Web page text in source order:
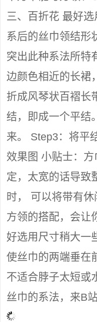
三、百折花 最好
系后的丝巾领结形
突出此种系法所特
边颜色相近的长裙
折成风琴状百褶长
结，即成一个平结
来。 Step3：将平
效果图 小贴士：
定，太宽的话导致
时， 可以将带有
方领的搭配，会让
好选用尺寸稍大一
使丝巾的两端垂在
不适合脖子太短或
丝巾的系法，来B